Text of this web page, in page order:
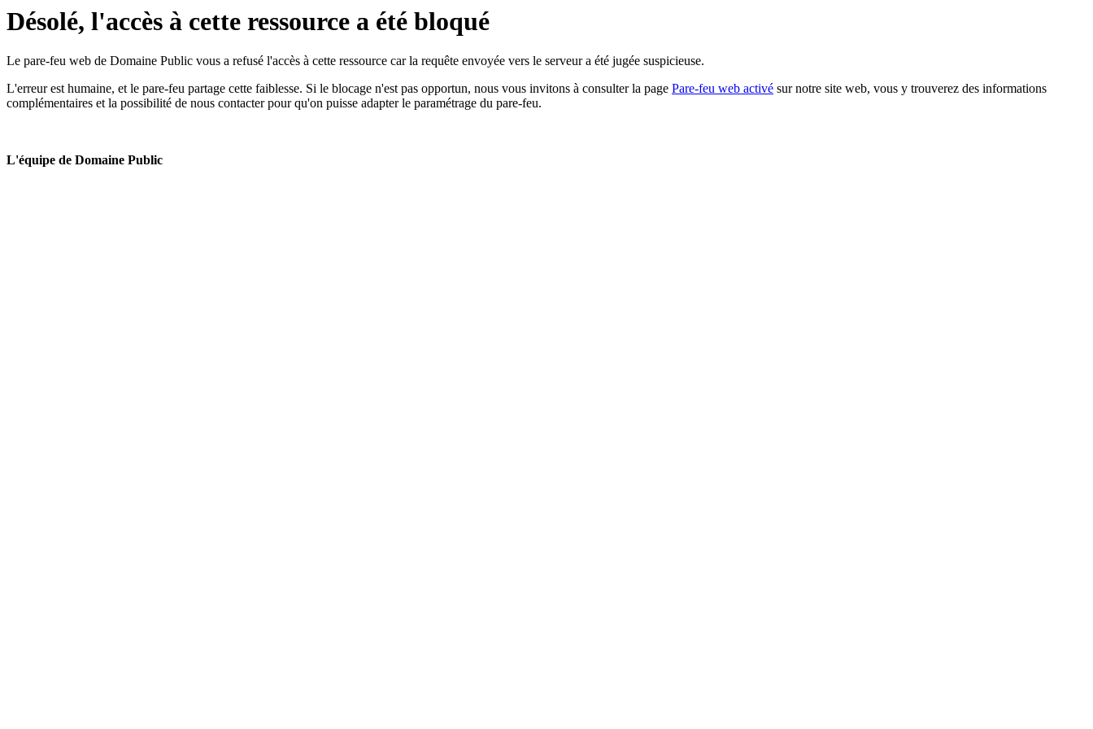
Désolé, l'accès à cette ressource a été bloqué
Le pare-feu web de Domaine Public vous a refusé l'accès à cette ressource car la requête envoyée vers le serveur a été jugée suspicieuse.
L'erreur est humaine, et le pare-feu partage cette faiblesse. Si le blocage n'est pas opportun, nous vous invitons à consulter la page Pare-feu web activé sur notre site web, vous y trouverez des informations
complémentaires et la possibilité de nous contacter pour qu'on puisse adapter le paramétrage du pare-feu.
L'équipe de Domaine Public